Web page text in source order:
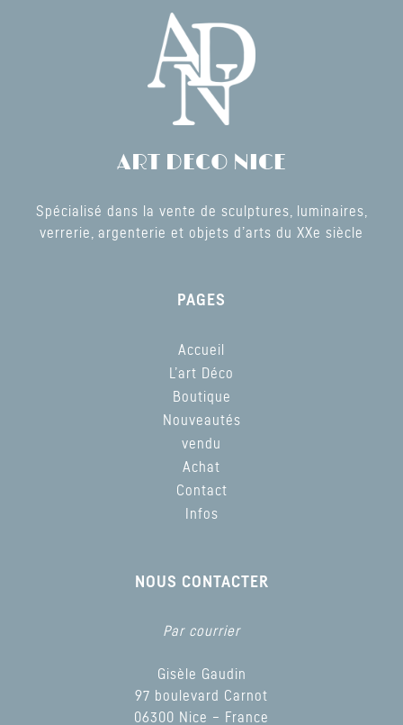
ART DECO NICE
Spécialisé dans la vente de sculptures, luminaires,
verrerie, argenterie et objets d’arts du XXe siècle
PAGES
Accueil
L’art Déco
Boutique
Nouveautés
vendu
Achat
Contact
Infos
NOUS CONTACTER
Par courrier
Gisèle Gaudin
97 boulevard Carnot
06300 Nice – France